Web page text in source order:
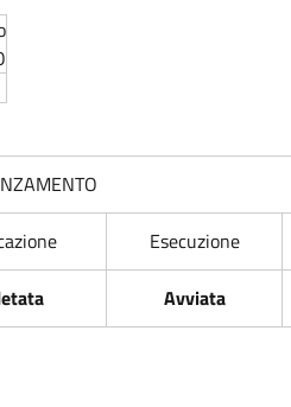
Esecuzione
Avviata